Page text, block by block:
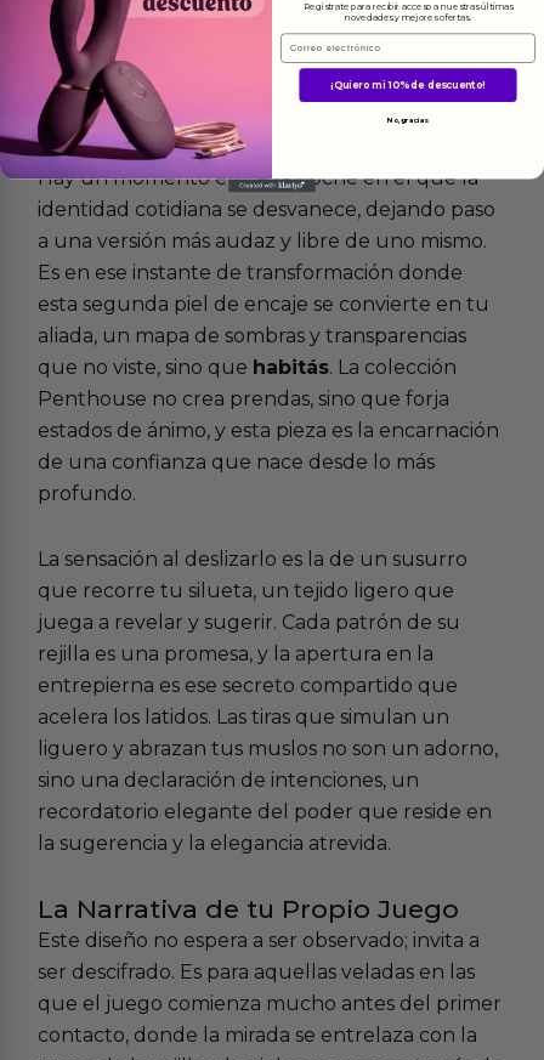
Másinformacion
Hay un momento en cada noche en el que la
identidad cotidiana se desvanece, dejando paso
a una versión más audaz y libre de uno mismo.
Es en ese instante de transformación donde
esta segunda piel de encaje se convierte en tu
aliada, un mapa de sombras y transparencias
que no viste, sino que habitás. La colección
Penthouse no crea prendas, sino que forja
estados de ánimo, y esta pieza es la encarnación
de una confianza que nace desde lo más
profundo.
La sensación al deslizarlo es la de un susurro
que recorre tu silueta, un tejido ligero que
juega a revelar y sugerir. Cada patrón de su
rejilla es una promesa, y la apertura en la
entrepierna es ese secreto compartido que
acelera los latidos. Las tiras que simulan un
liguero y abrazan tus muslos no son un adorno,
sino una declaración de intenciones, un
recordatorio elegante del poder que reside en
la sugerencia y la elegancia atrevida.
La Narrativa de tu Propio Juego
Este diseño no espera a ser observado; invita a
ser descifrado. Es para aquellas veladas en las
que el juego comienza mucho antes del primer
contacto, donde la mirada se entrelaza con la
Regístrate para recibir acceso a nuestras últimas
novedades y mejores ofertas.
Email
¡Quiero mi 10% de descuento!
No, gracias